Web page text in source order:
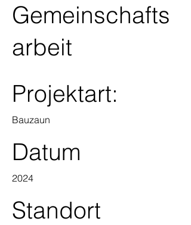
Gemeinschafts
arbeit
Projektart:
Bauzaun
Datum
2024
Standort